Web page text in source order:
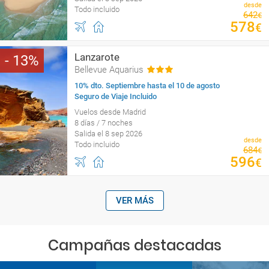
Todo incluido
desde
642€
578€
13 Lanzarote
Bellevue Aquarius
10% dto. Septiembre hasta el 10 de agosto
Seguro de Viaje Incluido
Vuelos desde Madrid
8 días / 7 noches
Salida el 8 sep 2026
Todo incluido
desde
684€
596€
VER MÁS
Campañas destacadas